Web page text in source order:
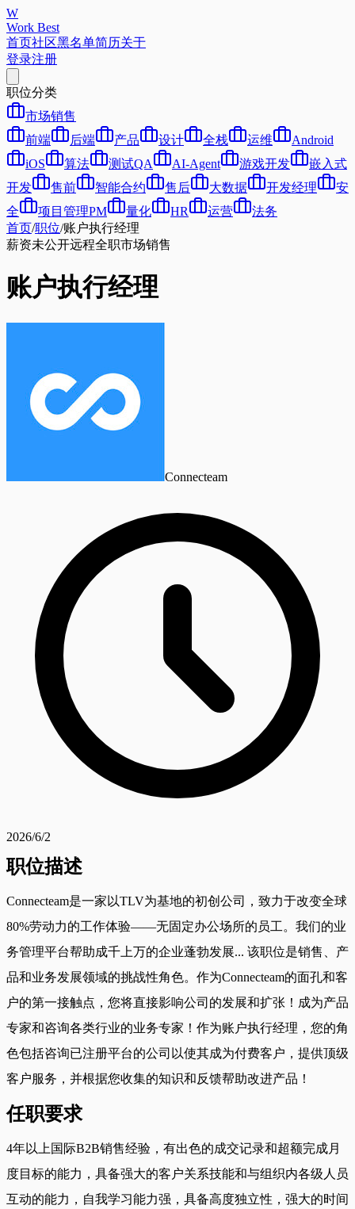
W
Work Best
首页社区黑名单简历关于
登录注册
职位分类
市场销售
前端
后端 产品 设计 全栈 运维
Android
iOS
算法 测试QA AI-Agent 游戏开发
嵌入式
开发
售前 智能合约 售后 大数据 开发经理
安
全
项目管理PM 量化 HR 运营
法务
首页/职位/账户执行经理
薪资未公开远程全职市场销售
账户执行经理
Connecteam
2026/6/2
职位描述
Connecteam是一家以TLV为基地的初创公司，致力于改变全球
80%劳动力的工作体验——无固定办公场所的员工。我们的业
务管理平台帮助成千上万的企业蓬勃发展... 该职位是销售、产
品和业务发展领域的挑战性角色。作为Connecteam的面孔和客
户的第一接触点，您将直接影响公司的发展和扩张！成为产品
专家和咨询各类行业的业务专家！作为账户执行经理，您的角
色包括咨询已注册平台的公司以使其成为付费客户，提供顶级
客户服务，并根据您收集的知识和反馈帮助改进产品！
任职要求
4年以上国际B2B销售经验，有出色的成交记录和超额完成月
度目标的能力，具备强大的客户关系技能和与组织内各级人员
互动的能力，自我学习能力强，具备高度独立性，强大的时间